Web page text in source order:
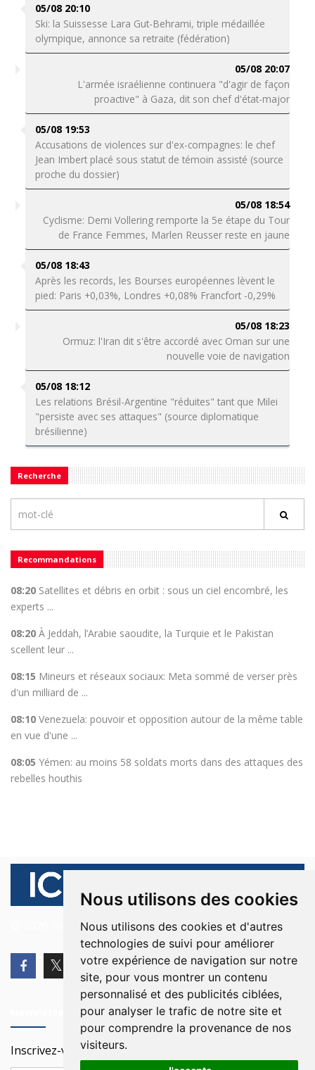
Nous utilisons des cookies
Nous utilisons des cookies et d'autres
technologies de suivi pour améliorer
votre expérience de navigation sur notre
site, pour vous montrer un contenu
personnalisé et des publicités ciblées,
pour analyser le trafic de notre site et
pour comprendre la provenance de nos
visiteurs.
05/08 20:10
Ski: la Suissesse Lara Gut-Behrami, triple médaillée
olympique, annonce sa retraite (fédération)
05/08 20:07
L'armée israélienne continuera "d'agir de façon
proactive" à Gaza, dit son chef d'état-major
05/08 19:53
Accusations de violences sur d'ex-compagnes: le chef
Jean Imbert placé sous statut de témoin assisté (source
proche du dossier)
05/08 18:54
Cyclisme: Demi Vollering remporte la 5e étape du Tour
de France Femmes, Marlen Reusser reste en jaune
05/08 18:43
Après les records, les Bourses européennes lèvent le
pied: Paris +0,03%, Londres +0,08% Francfort -0,29%
05/08 18:23
Ormuz: l'Iran dit s'être accordé avec Oman sur une
nouvelle voie de navigation
05/08 18:12
Les relations Brésil-Argentine "réduites" tant que Milei
"persiste avec ses attaques" (source diplomatique
brésilienne)
Recherche
Recommandations
08:20 Satellites et débris en orbit : sous un ciel encombré, les
experts ...
08:20 À Jeddah, l’Arabie saoudite, la Turquie et le Pakistan
scellent leur ...
08:15 Mineurs et réseaux sociaux: Meta sommé de verser près
d'un milliard de ...
08:10 Venezuela: pouvoir et opposition autour de la même table
en vue d'une ...
08:05 Yémen: au moins 58 soldats morts dans des attaques des
rebelles houthis
© 2026 Ici Beyrouth. Tous les droits sont réservés.
Inscrivez-vous à notre Newsletter